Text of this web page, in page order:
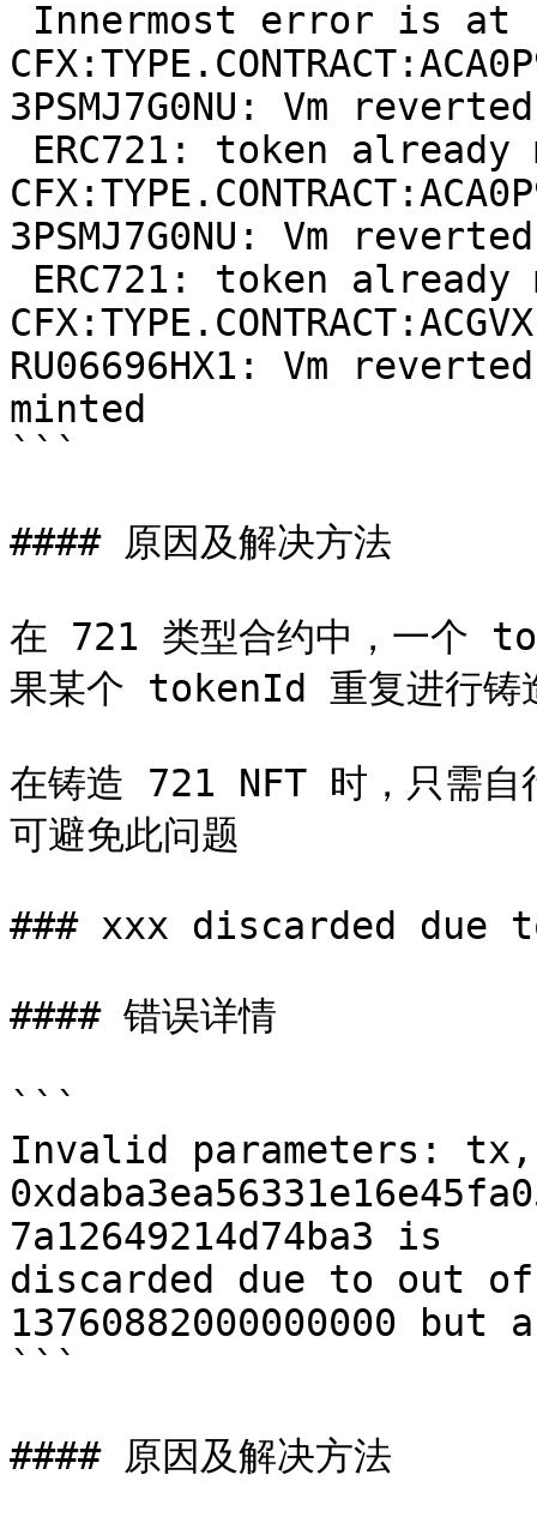
3PSMJ7G0NU: Vm
3PSMJ7G0NU: Vm
RU06696HX1: Vm
minted
```
#### 原因及解决方法
在 721 类型合约中，一个
果某个 tokenId 重复进行铸
在铸造 721 NFT 时，只需
可避免此问题
### xxx discarded due
#### 错误详情
```
Invalid parameters:
7a12649214d74ba3 is
discarded due to out
13760882000000000
```
#### 原因及解决方法